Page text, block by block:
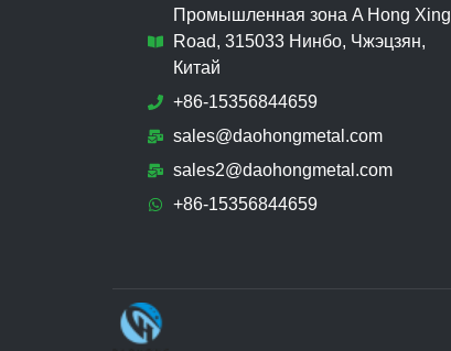
Промышленная зона A Hong Xing
Road, 315033 Нинбо, Чжэцзян,
Китай
+86-15356844659
sales@daohongmetal.com
sales2@daohongmetal.com
+86-15356844659